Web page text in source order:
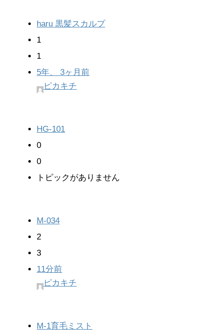
haru 黒髪スカルプ
1
1
5年、 3ヶ月前
ピカキチ
HG-101
0
0
トピックがありません
M-034
2
3
11分前
ピカキチ
M-1育毛ミスト